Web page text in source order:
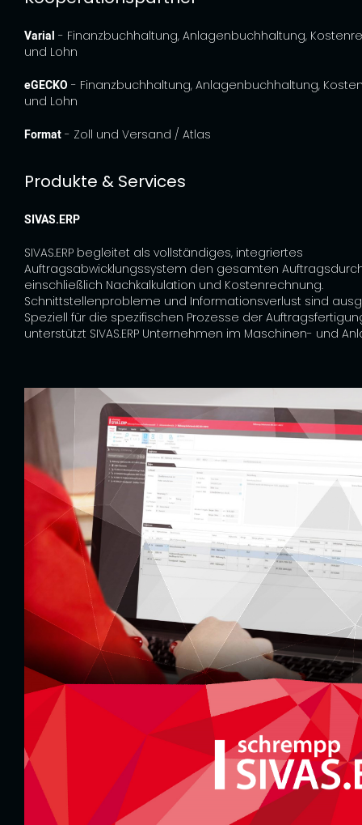
Varial - Finanzbuchhaltung, Anlagenbuchhaltung,
und Lohn
eGECKO - Finanzbuchhaltung, Anlagenbuchhaltung,
und Lohn
Format - Zoll und Versand / Atlas
Produkte & Services
SIVAS.ERP
SIVAS.ERP begleitet als vollständiges, integriertes
Auftragsabwicklungssystem den gesamten
einschließlich Nachkalkulation und Kostenrechnung.
Schnittstellenprobleme und Informationsverlust sind
Speziell für die spezifischen Prozesse der
unterstützt SIVAS.ERP Unternehmen im Maschinen- und